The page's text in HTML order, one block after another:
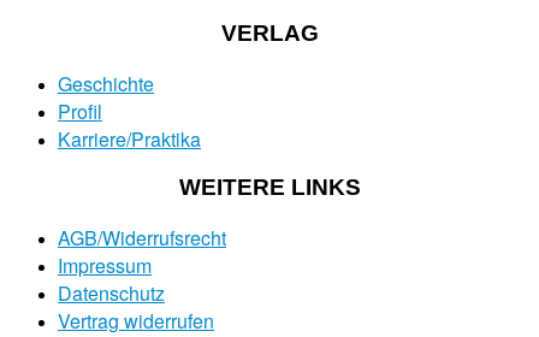
VERLAG
Geschichte
Profil
Karriere/Praktika
WEITERE LINKS
AGB/Widerrufsrecht
Impressum
Datenschutz
Vertrag widerrufen